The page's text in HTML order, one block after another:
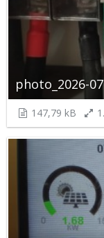
photo_2026-
147,79 kB